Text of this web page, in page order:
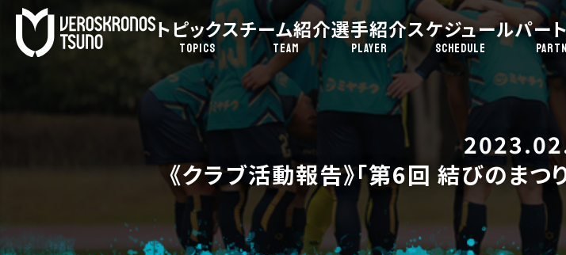
トピックス
TOPICS
チーム紹介
TEAM
選手紹介
PLAYER
スケジュール
SCHEDULE
パー
《クラブ活動報告》「第6回 結びのまつ